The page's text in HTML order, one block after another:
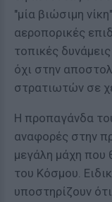
"μία βιώσιμη
αεροπορικές
τοπικές
όχι στην
στρατιωτών σε
Η προπαγάνδα
αναφορές στην
μεγάλη μάχη που
του Κόσμου.
υποστηρίζουν